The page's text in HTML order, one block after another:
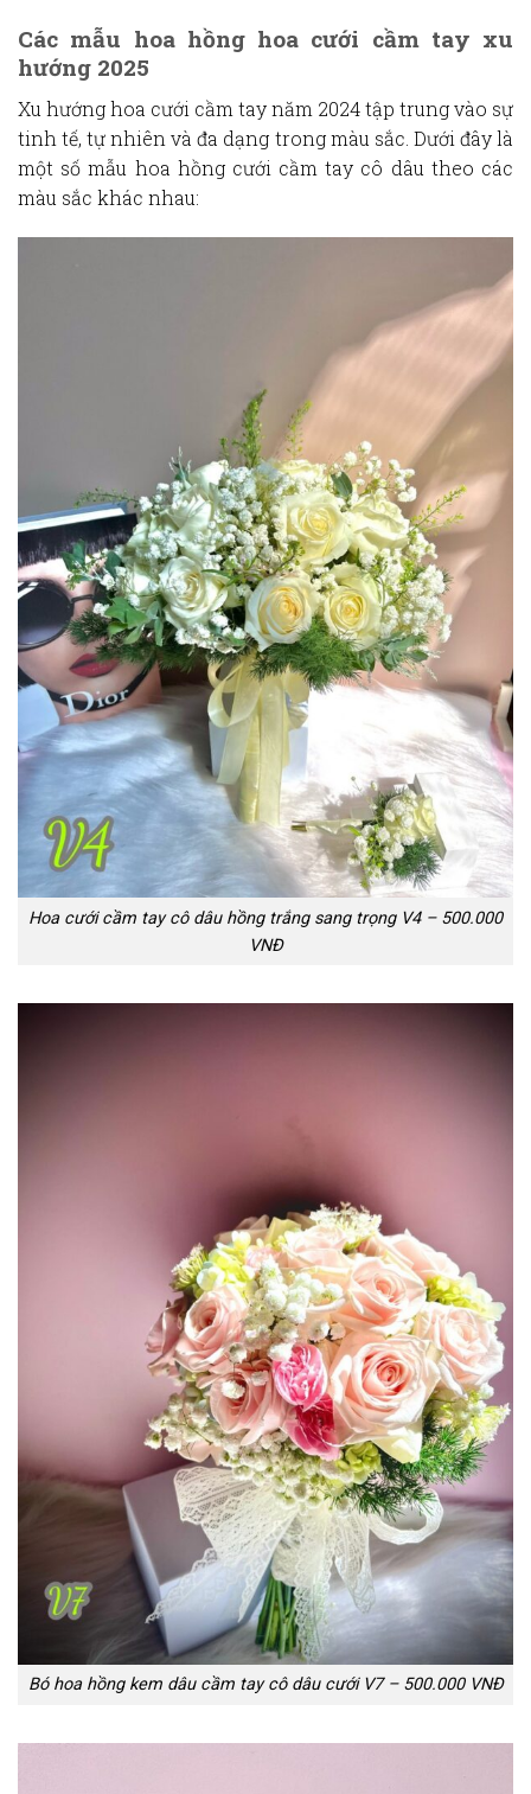
Các mẫu hoa hồng hoa cưới cầm tay xu
hướng 2025
Xu hướng hoa cưới cầm tay năm 2024 tập trung vào sự
tinh tế, tự nhiên và đa dạng trong màu sắc. Dưới đây là
một số mẫu hoa hồng cưới cầm tay cô dâu theo các
màu sắc khác nhau:
Hoa cưới cầm tay cô dâu hồng trắng sang trọng V4 – 500.000
VNĐ
Bó hoa hồng kem dâu cầm tay cô dâu cưới V7 – 500.000 VNĐ